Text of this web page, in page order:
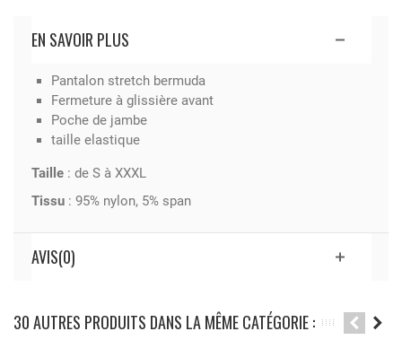
EN SAVOIR PLUS
Pantalon stretch bermuda
Fermeture à glissière avant
Poche de jambe
taille elastique
Taille: de S à XXXL
Tissu: 95% nylon, 5% span
AVIS(0)
30 AUTRES PRODUITS DANS LA MÊME CATÉGORIE :